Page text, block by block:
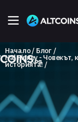
Начало Блог
Hal Finney - Човекът,
историята!